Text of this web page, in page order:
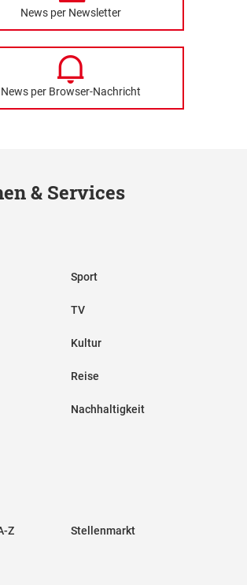
News per Newsletter
News per Browser-Nachricht
& Services
Sport
TV
Kultur
Reise
Nachhaltigkeit
Z Stellenmarkt